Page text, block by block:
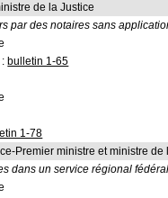
de la Justice
par des notaires sans
bulletin 1-65
1-78
Premier ministre et ministre de
dans un service régional